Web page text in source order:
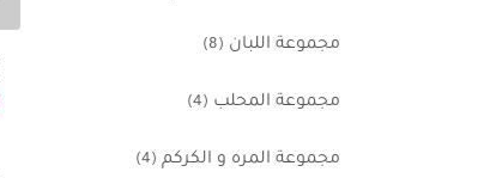
مجموعة اللبان (8)
مجموعة المحلب (4)
مجموعة المره و الكركم (4)